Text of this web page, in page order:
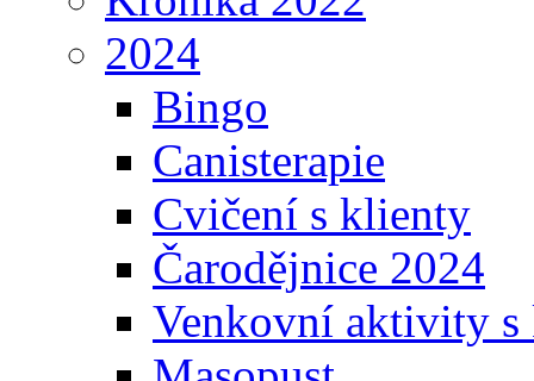
2024
Bingo
Canisterapie
Cvičení s klienty
Čarodějnice 2024
Venkovní aktivity